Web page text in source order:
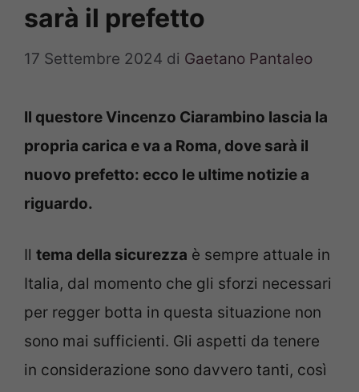
sarà il prefetto
17 Settembre 2024 di Gaetano Pantaleo
Il questore Vincenzo Ciarambino lascia la
propria carica e va a Roma, dove sarà il
nuovo prefetto: ecco le ultime notizie a
riguardo.
Il tema della sicurezza è sempre attuale in
Italia, dal momento che gli sforzi necessari
per regger botta in questa situazione non
sono mai sufficienti. Gli aspetti da tenere
in considerazione sono davvero tanti, così